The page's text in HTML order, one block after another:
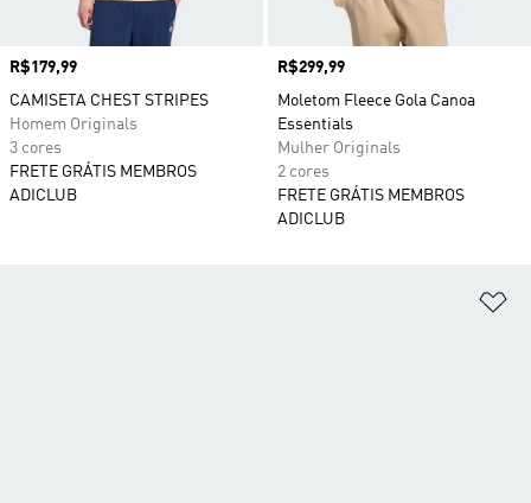
Preço
R$179,99
CAMISETA CHEST STRIPES
Homem Originals
3 cores
FRETE GRÁTIS MEMBROS
ADICLUB
Preço
R$299,99
Moletom Fleece Gola Canoa
Essentials
Mulher Originals
2 cores
FRETE GRÁTIS MEMBROS
ADICLUB